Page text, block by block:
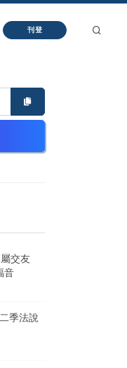
刊登
交友
音
季法說